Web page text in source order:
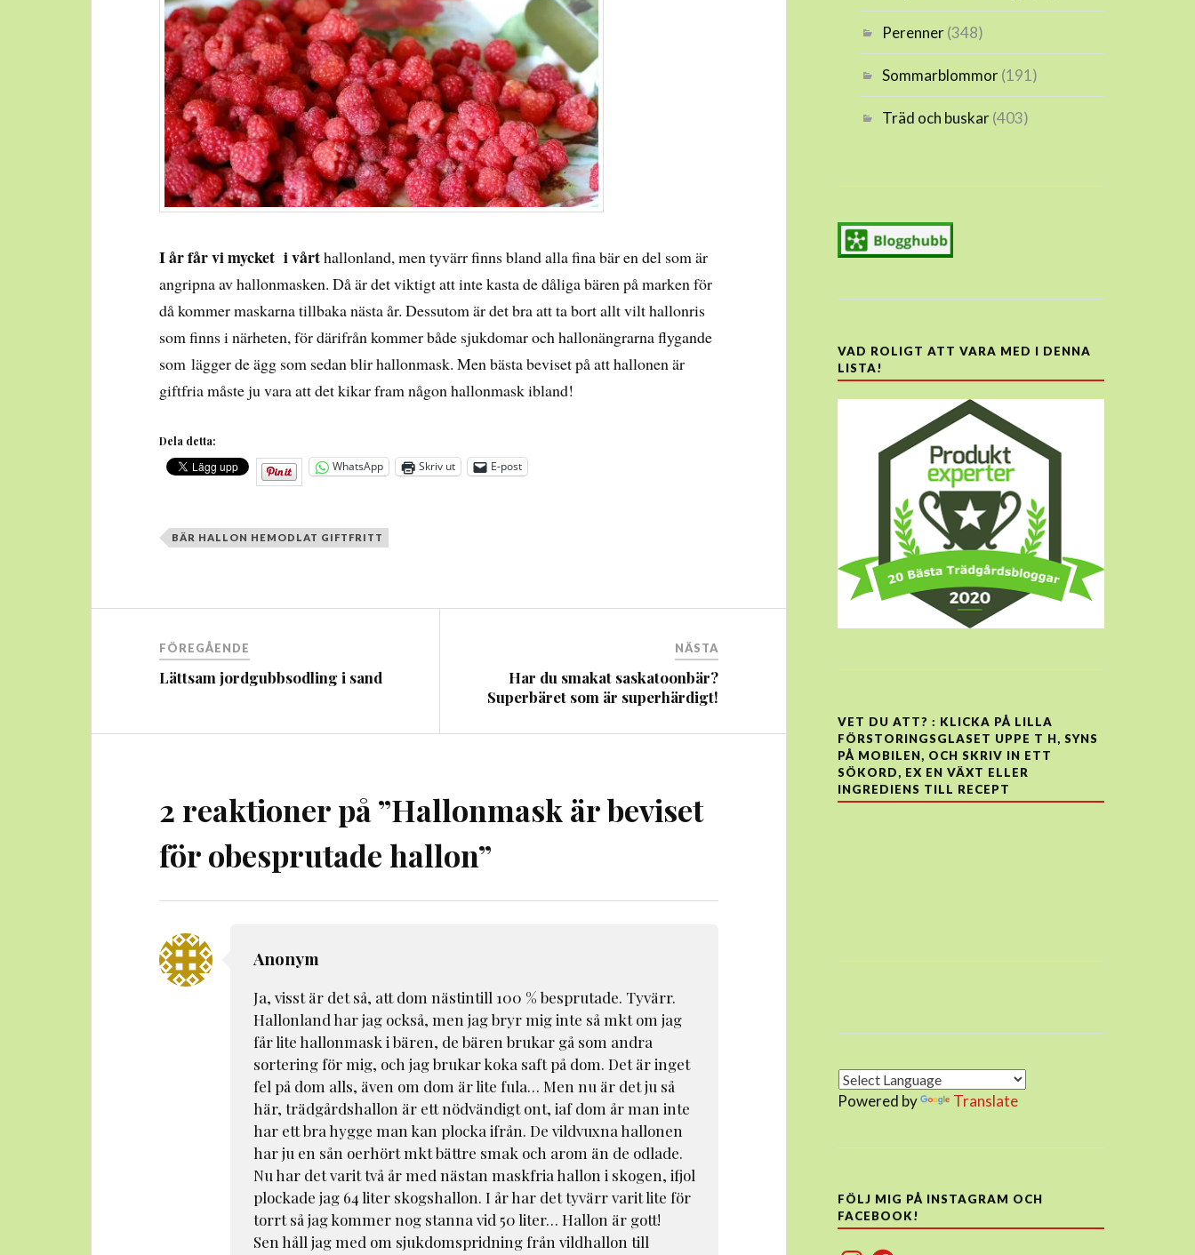
I år får vi mycket i vårthallonland, men tyvärr finns bland alla fina bär en del som är
angripna av hallonmasken. Då är det viktigt att inte kasta de dåliga bären på marken för
då kommer maskarna tillbaka nästa år. Dessutom är det bra att ta bort allt vilt hallonris
som finns i närheten, för därifrån kommer både sjukdomar och hallonängrarna flygande
som lägger de ägg som sedan blir hallonmask. Men bästa beviset på att hallonen är
giftfria måste ju vara att det kikar fram någon hallonmask ibland!
Dela detta:
WhatsApp Skriv ut E-post
BÄR HALLON HEMODLAT GIFTFRITT
FÖREGÅENDE
Lättsam jordgubbsodling i sand
NÄSTA
Har du smakat saskatoonbär?
Superbäret som är superhärdigt!
2 reaktioner på ”Hallonmask är beviset
för obesprutade hallon”
Anonym
Ja, visst är det så, att dom nästintill 100 % besprutade. Tyvärr.
Hallonland har jag också, men jag bryr mig inte så mkt om jag
får lite hallonmask i bären, de bären brukar gå som andra
sortering för mig, och jag brukar koka saft på dom. Det är inget
fel på dom alls, även om dom är lite fula… Men nu är det ju så
här, trädgårdshallon är ett nödvändigt ont, iaf dom år man inte
har ett bra hygge man kan plocka ifrån. De vildvuxna hallonen
har ju en sån oerhört mkt bättre smak och arom än de odlade.
Nu har det varit två år med nästan maskfria hallon i skogen, ifjol
plockade jag 64 liter skogshallon. I år har det tyvärr varit lite för
torrt så jag kommer nog stanna vid 50 liter… Hallon är gott!
Sen håll jag med om sjukdomspridning från vildhallon till
Perenner(348)
Sommarblommor(191)
Träd och buskar(403)
VAD ROLIGT ATT VARA MED I DENNA
LISTA!
VET DU ATT? : KLICKA PÅ LILLA
FÖRSTORINGSGLASET UPPE T H, SYNS
PÅ MOBILEN, OCH SKRIV IN ETT
SÖKORD, EX EN VÄXT ELLER
INGREDIENS TILL RECEPT
Powered by Translate
FÖLJ MIG PÅ INSTAGRAM OCH
FACEBOOK!